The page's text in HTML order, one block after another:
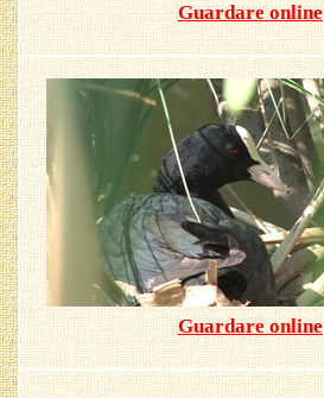
Guardare online
Guardare online